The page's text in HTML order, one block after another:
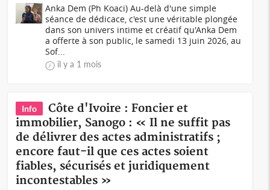
Anka Dem (Ph Koaci) Au-delà d'une simple
séance de dédicace, c'est une véritable plongée
dans son univers intime et créatif qu'Anka Dem
a offerte à son public, le samedi 13 juin 2026, au
Sof...
il y a 1 mois
Info
Côte d'Ivoire : Foncier et
immobilier, Sanogo : « Il ne suffit pas
de délivrer des actes administratifs ;
encore faut-il que ces actes soient
fiables, sécurisés et juridiquement
incontestables »